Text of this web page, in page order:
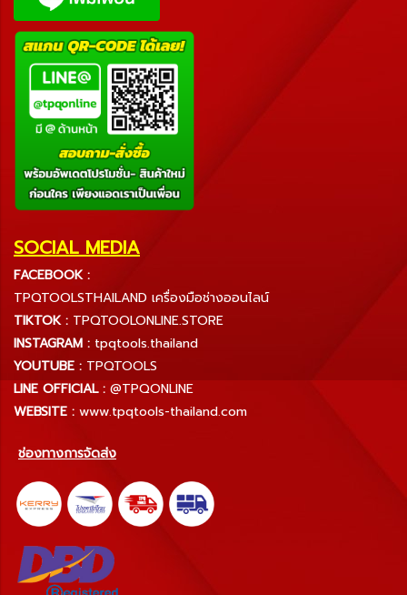
SOCIAL MEDIA
FACEBOOK :
TPQTOOLSTHAILAND เครื่องมือช่างออนไลน์
TIKTOK : TPQTOOLONLINE.STORE
INSTAGRAM : tpqtools.thailand
YOUTUBE : TPQTOOLS
LINE OFFICIAL : @TPQONLINE
WEBSITE : www.tpqtools-thailand.com
ช่องทางการจัดส่ง